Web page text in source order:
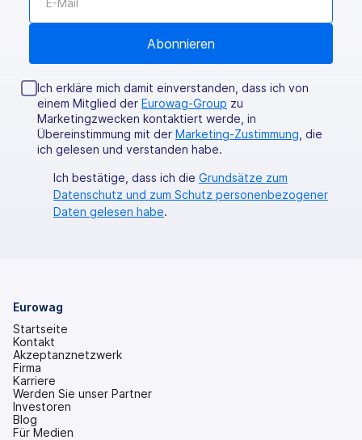
Ich erkläre mich damit einverstanden, dass ich von
einem Mitglied der Eurowag-Group zu
Marketingzwecken kontaktiert werde, in
Übereinstimmung mit der Marketing-Zustimmung , die
ich gelesen und verstanden habe.
Ich bestätige, dass ich die Grundsätze zum
Datenschutz und zum Schutz personenbezogener
Daten gelesen habe.
Eurowag
Startseite
Kontakt
Akzeptanznetzwerk
Firma
Karriere
Werden Sie unser Partner
Investoren
(wird
in
Blog
Für Medien